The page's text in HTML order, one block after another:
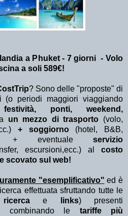
a Phuket - 7 giorni - Volo
a soli 589€!
? Sono delle "proposte" di
(o periodi maggiori viaggiando
festività, ponti, weekend,
un mezzo di trasporto (volo,
+ soggiorno(hotel, B&B,
+ eventuale servizio
escursioni,ecc.) al costo
scovato sul web!
"esemplificativo" ed è
effettuata sfruttando tutte le
e links) presenti
combinando le tariffe più